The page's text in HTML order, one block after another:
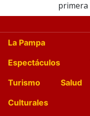
primera
La Pampa
Espectáculos
Turismo
Salud
Culturales